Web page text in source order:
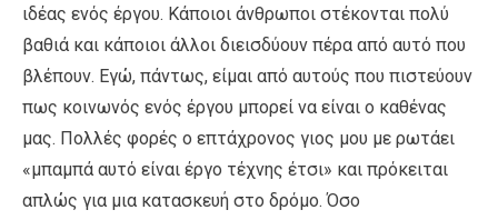
ιδέας ενός έργου. Κάποιοι άνθρωποι στέκονται πολύ
βαθιά και κάποιοι άλλοι διεισδύουν πέρα από αυτό που
βλέπουν. Εγώ, πάντως, είμαι από αυτούς που πιστεύουν
πως κοινωνός ενός έργου μπορεί να είναι ο καθένας
μας. Πολλές φορές ο επτάχρονος γιος μου με ρωτάει
«μπαμπά αυτό είναι έργο τέχνης έτσι» και πρόκειται
απλώς για μια κατασκευή στο δρόμο. Όσο